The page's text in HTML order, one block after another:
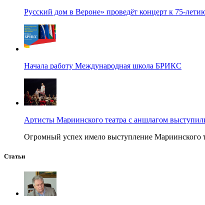
Русский дом в Вероне» проведёт концерт к 75-
Начала работу Международная школа БРИКС
Артисты Мариинского театра с аншлагом
Огромный успех имело выступление Мариинского
Статьи